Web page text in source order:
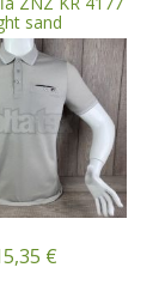
sand
€